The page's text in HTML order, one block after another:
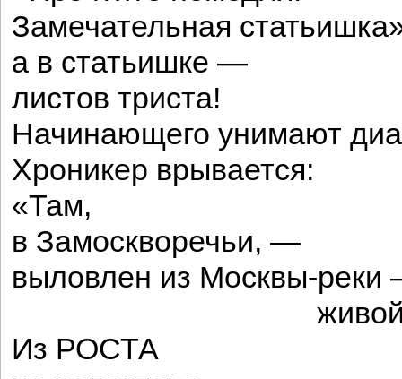
Замечательная
а в статьишке —
листов триста!
Начинающего унимают
Хроникер врывается:
«Там,
в Замоскворечьи, —
выловлен из Москвы-реки
живой
Из РОСТА